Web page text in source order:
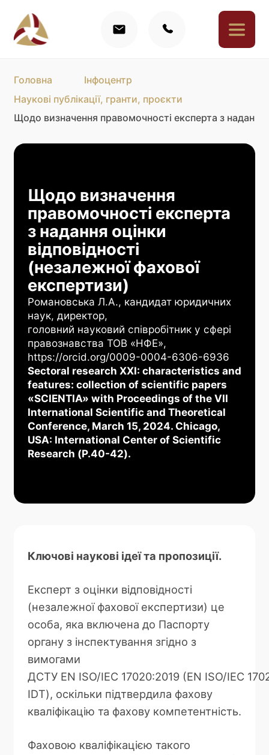
Головна
Інфоцентр
Наукові публікації, гранти, проєкти
Щодо визначення правомочності експерта з надання
Щодо визначення
правомочності експерта
з надання оцінки
відповідності
(незалежної фахової
експертизи)
Романовська Л.А., кандидат юридичних
наук, директор,
головний науковий співробітник у сфері
правознавства ТОВ «НФЕ»,
https://orcid.org/0009-0004-6306-6936
Sectoral research XXI: characteristics and
features: collection of scientific papers
«SCIENTIA» with Proceedings of the VII
International Scientific and Theoretical
Conference, March 15, 2024. Chicago,
USA: International Center of Scientific
Research (Р.40-42).
Ключові наукові ідеї та пропозиції.
Експерт з оцінки відповідності
(незалежної фахової експертизи) це
особа, яка включена до Паспорту
органу з інспектування згідно з
вимогами
ДСТУ EN ISO/IEC 17020:2019 (EN ISO/IEC
IDТ), оскільки підтвердила фахову
кваліфікацію та фахову компетентність.
Фаховою кваліфікацією такого